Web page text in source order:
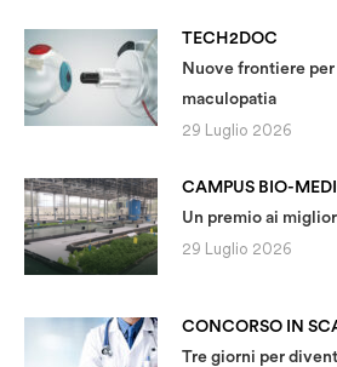
TECH2DOC
Nuove frontiere
maculopatia
29 Luglio 2026
CAMPUS BIO-
Un premio ai
29 Luglio 2026
CONCORSO IN
Tre giorni per